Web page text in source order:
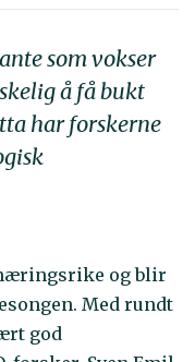
som vokser
å få bukt
har forskerne
og blir
Med rundt
god